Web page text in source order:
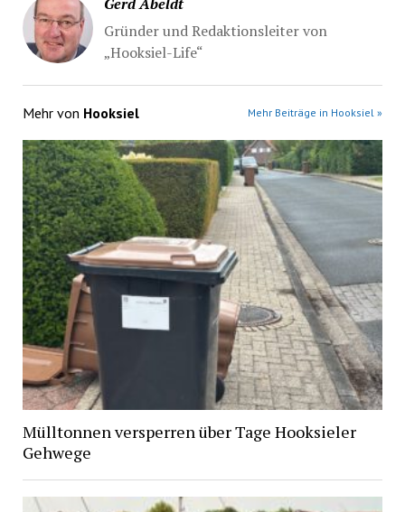
Gründer und Redaktionsleiter von
„Hooksiel-Life“
Mehr von Hooksiel Mehr Beiträge in Hooksiel »
Mülltonnen versperren über Tage Hooksieler
Gehwege